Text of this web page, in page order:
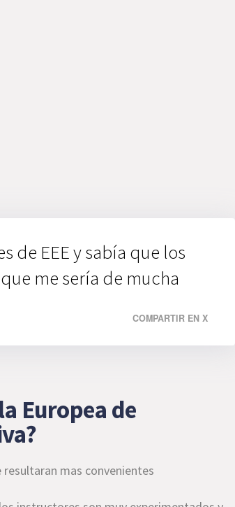
de EEE y sabía que los
me sería de mucha
COMPARTIR EN X
Europea de
mas convenientes